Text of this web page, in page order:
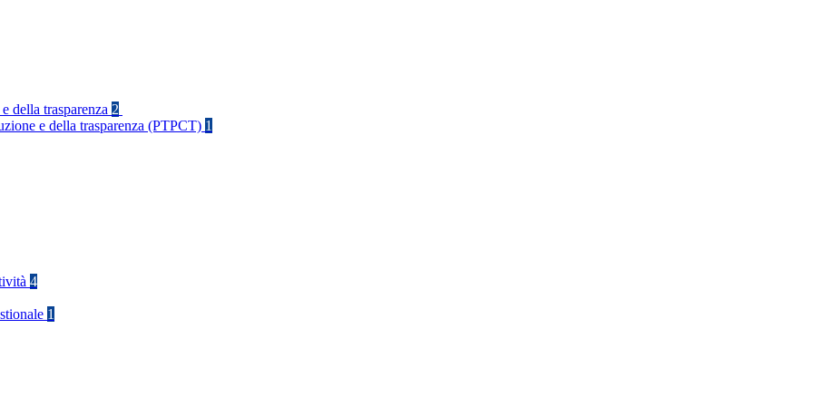
della trasparenza 2
e della trasparenza (PTPCT) 1
4
1